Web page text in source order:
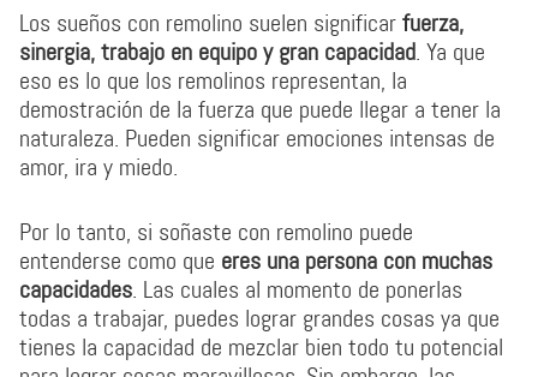
Los sueños con remolino suelen significarfuerza,
sinergia, trabajo en equipo y gran capacidad. Ya que
eso es lo que los remolinos representan, la
demostración de la fuerza que puede llegar a tener la
naturaleza. Pueden significar emociones intensas de
amor, ira y miedo.
Por lo tanto, si soñaste con remolino puede
entenderse como que eres una persona con muchas
capacidades. Las cuales al momento de ponerlas
todas a trabajar, puedes lograr grandes cosas ya que
tienes la capacidad de mezclar bien todo tu potencial